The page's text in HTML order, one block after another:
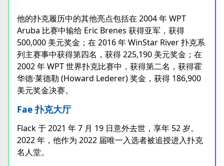
他的扑克履历中的其他亮点包括在 2004 年 WPT
Aruba 比赛中输给 Eric Brenes 获得亚军，获得
500,000 美元奖金；在 2016 年 WinStar River 扑克系
列主赛事中获得第四名，获得 225,190 美元奖金；在
2002 年 WPT 世界扑克比赛中，获得第二名，获得霍
华德·莱德勒 (Howard Lederer) 奖金，获得 186,900
美元奖金决赛。
Fae 扑克大厅
Flack 于 2021 年 7 月 19 日意外去世，享年 52 岁。
2022 年，他作为 2022 届唯一入选者被追授进入扑克
名人堂。